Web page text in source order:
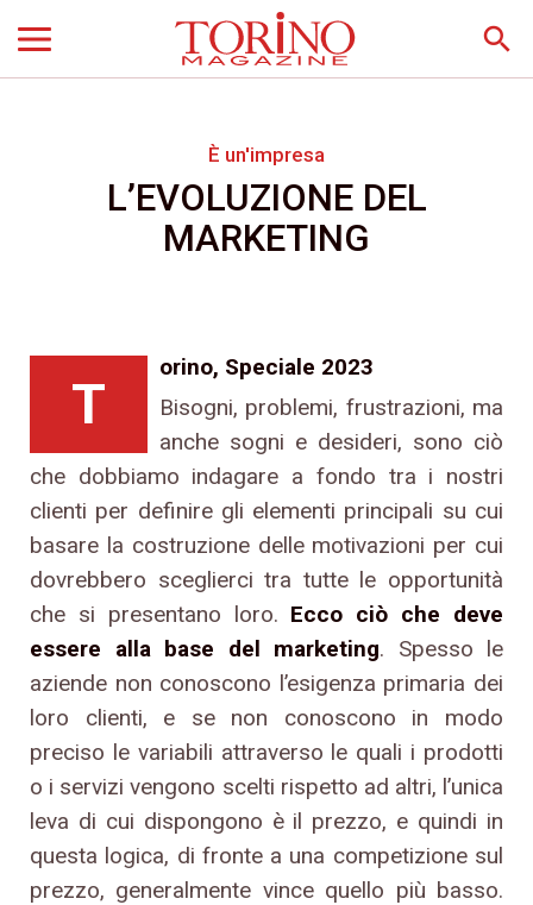
search
È un'impresa
L’EVOLUZIONE DEL
MARKETING
T
orino, Speciale 2023
Bisogni, problemi, frustrazioni, ma
anche sogni e desideri, sono ciò
che dobbiamo indagare a fondo tra i nostri
clienti per definire gli elementi principali su cui
basare la costruzione delle motivazioni per cui
dovrebbero sceglierci tra tutte le opportunità
che si presentano loro. Ecco ciò che deve
essere alla base del marketing. Spesso le
aziende non conoscono l’esigenza primaria dei
loro clienti, e se non conoscono in modo
preciso le variabili attraverso le quali i prodotti
o i servizi vengono scelti rispetto ad altri, l’unica
leva di cui dispongono è il prezzo, e quindi in
questa logica, di fronte a una competizione sul
prezzo, generalmente vince quello più basso.